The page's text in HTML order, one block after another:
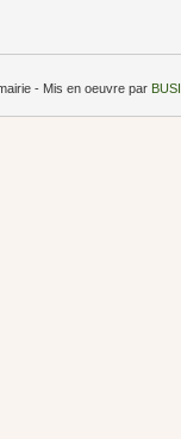
- Mis en oeuvre par